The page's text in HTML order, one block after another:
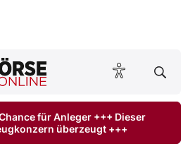
BÖRSE ONLINE lesen
für Anleger +++ Dieser
überzeugt +++